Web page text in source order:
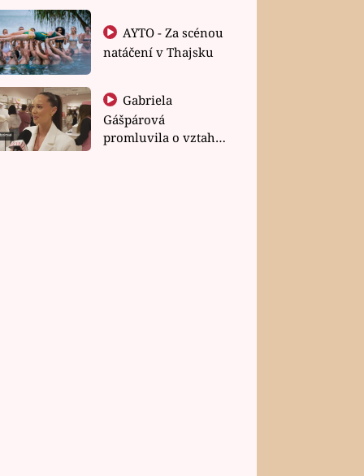
natáčení v Thajsku
Gabriela
Gášpárová
promluvila o vztahu